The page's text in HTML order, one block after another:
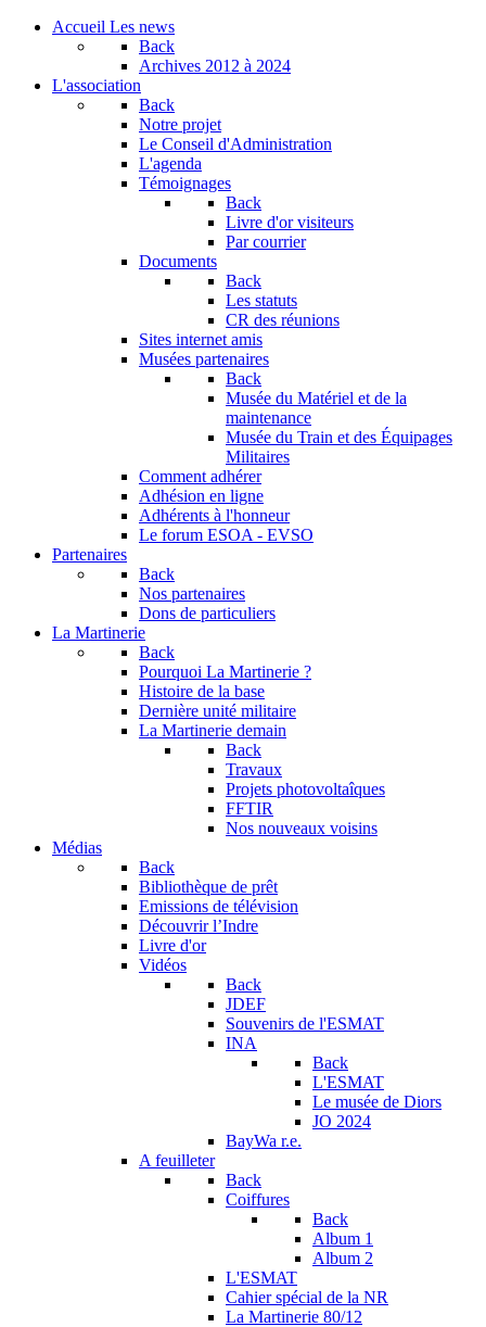
Accueil Les news
Back
Archives 2012 à 2024
L'association
Back
Notre projet
Le Conseil d'Administration
L'agenda
Témoignages
Back
Livre d'or visiteurs
Par courrier
Documents
Back
Les statuts
CR des réunions
Sites internet amis
Musées partenaires
Back
Musée du Matériel et de la
maintenance
Musée du Train et des Équipages
Militaires
Comment adhérer
Adhésion en ligne
Adhérents à l'honneur
Le forum ESOA - EVSO
Partenaires
Back
Nos partenaires
Dons de particuliers
La Martinerie
Back
Pourquoi La Martinerie ?
Histoire de la base
Dernière unité militaire
La Martinerie demain
Back
Travaux
Projets photovoltaîques
FFTIR
Nos nouveaux voisins
Médias
Back
Bibliothèque de prêt
Emissions de télévision
Découvrir l’Indre
Livre d'or
Vidéos
Back
JDEF
Souvenirs de l'ESMAT
INA
Back
L'ESMAT
Le musée de Diors
JO 2024
BayWa r.e.
A feuilleter
Back
Coiffures
Back
Album 1
Album 2
L'ESMAT
Cahier spécial de la NR
La Martinerie 80/12